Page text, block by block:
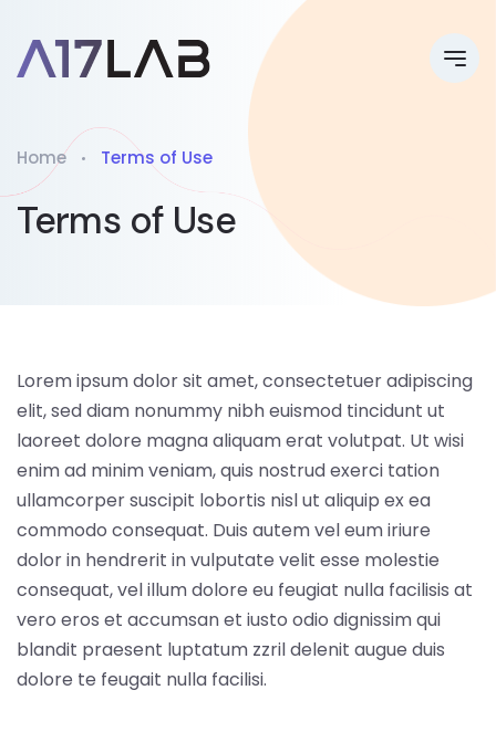
Home Terms of Use
Terms of Use
Lorem ipsum dolor sit amet, consectetuer adipiscing
elit, sed diam nonummy nibh euismod tincidunt ut
laoreet dolore magna aliquam erat volutpat. Ut wisi
enim ad minim veniam, quis nostrud exerci tation
ullamcorper suscipit lobortis nisl ut aliquip ex ea
commodo consequat. Duis autem vel eum iriure
dolor in hendrerit in vulputate velit esse molestie
consequat, vel illum dolore eu feugiat nulla facilisis at
vero eros et accumsan et iusto odio dignissim qui
blandit praesent luptatum zzril delenit augue duis
dolore te feugait nulla facilisi.